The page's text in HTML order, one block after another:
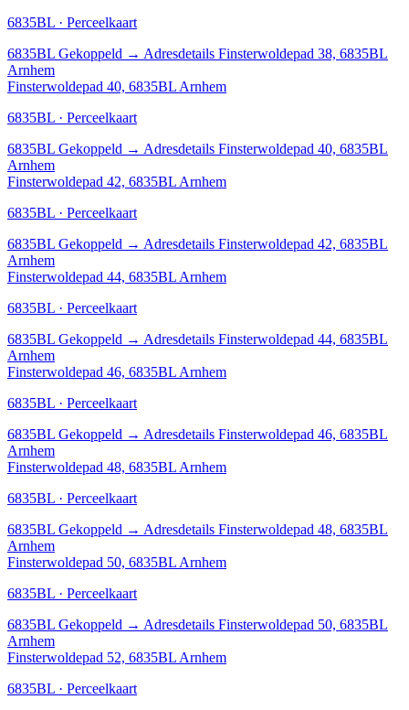
6835BL · Perceelkaart
6835BL Gekoppeld → Adresdetails Finsterwoldepad 38, 6835BL
Arnhem
Finsterwoldepad 40, 6835BL Arnhem
6835BL · Perceelkaart
6835BL Gekoppeld → Adresdetails Finsterwoldepad 40, 6835BL
Arnhem
Finsterwoldepad 42, 6835BL Arnhem
6835BL · Perceelkaart
6835BL Gekoppeld → Adresdetails Finsterwoldepad 42, 6835BL
Arnhem
Finsterwoldepad 44, 6835BL Arnhem
6835BL · Perceelkaart
6835BL Gekoppeld → Adresdetails Finsterwoldepad 44, 6835BL
Arnhem
Finsterwoldepad 46, 6835BL Arnhem
6835BL · Perceelkaart
6835BL Gekoppeld → Adresdetails Finsterwoldepad 46, 6835BL
Arnhem
Finsterwoldepad 48, 6835BL Arnhem
6835BL · Perceelkaart
6835BL Gekoppeld → Adresdetails Finsterwoldepad 48, 6835BL
Arnhem
Finsterwoldepad 50, 6835BL Arnhem
6835BL · Perceelkaart
6835BL Gekoppeld → Adresdetails Finsterwoldepad 50, 6835BL
Arnhem
Finsterwoldepad 52, 6835BL Arnhem
6835BL · Perceelkaart